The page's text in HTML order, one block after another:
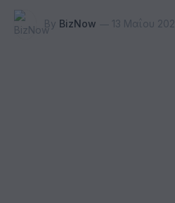
By BizNow 13 Μαΐου